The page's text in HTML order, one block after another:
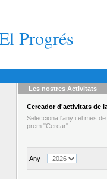
Progrés
Les nostres Activitats
Cercadord'activitats de
Selecciona l'any i el mes
prem "Cercar".
Any